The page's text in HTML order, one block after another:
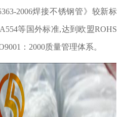
2006焊接不锈钢管》较新标
等国外标准,达到欧盟ROHS
：2000质量管理体系。